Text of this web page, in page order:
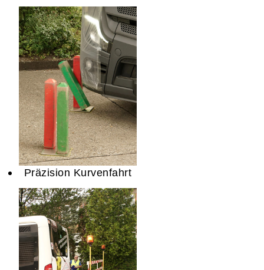
Präzision Kurvenfahrt